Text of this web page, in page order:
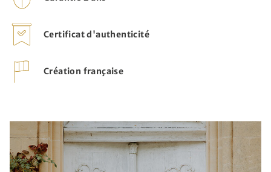
Certificat d'authenticité
Création française